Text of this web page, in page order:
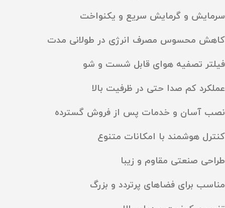
سرمایش و گرمایش سریع و یکنواخت
کاهش محسوس مصرف انرژی در طولانی مدت
فیلتر تصفیه هوای قابل شست‌ و شو
عملکرد کم‌ صدا حتی در ظرفیت بالا
نصب آسان و خدمات پس از فروش گسترده
کنترل هوشمند با امکانات متنوع
طراحی صنعتی مقاوم و زیبا
مناسب برای فضاهای پرتردد و بزرگ